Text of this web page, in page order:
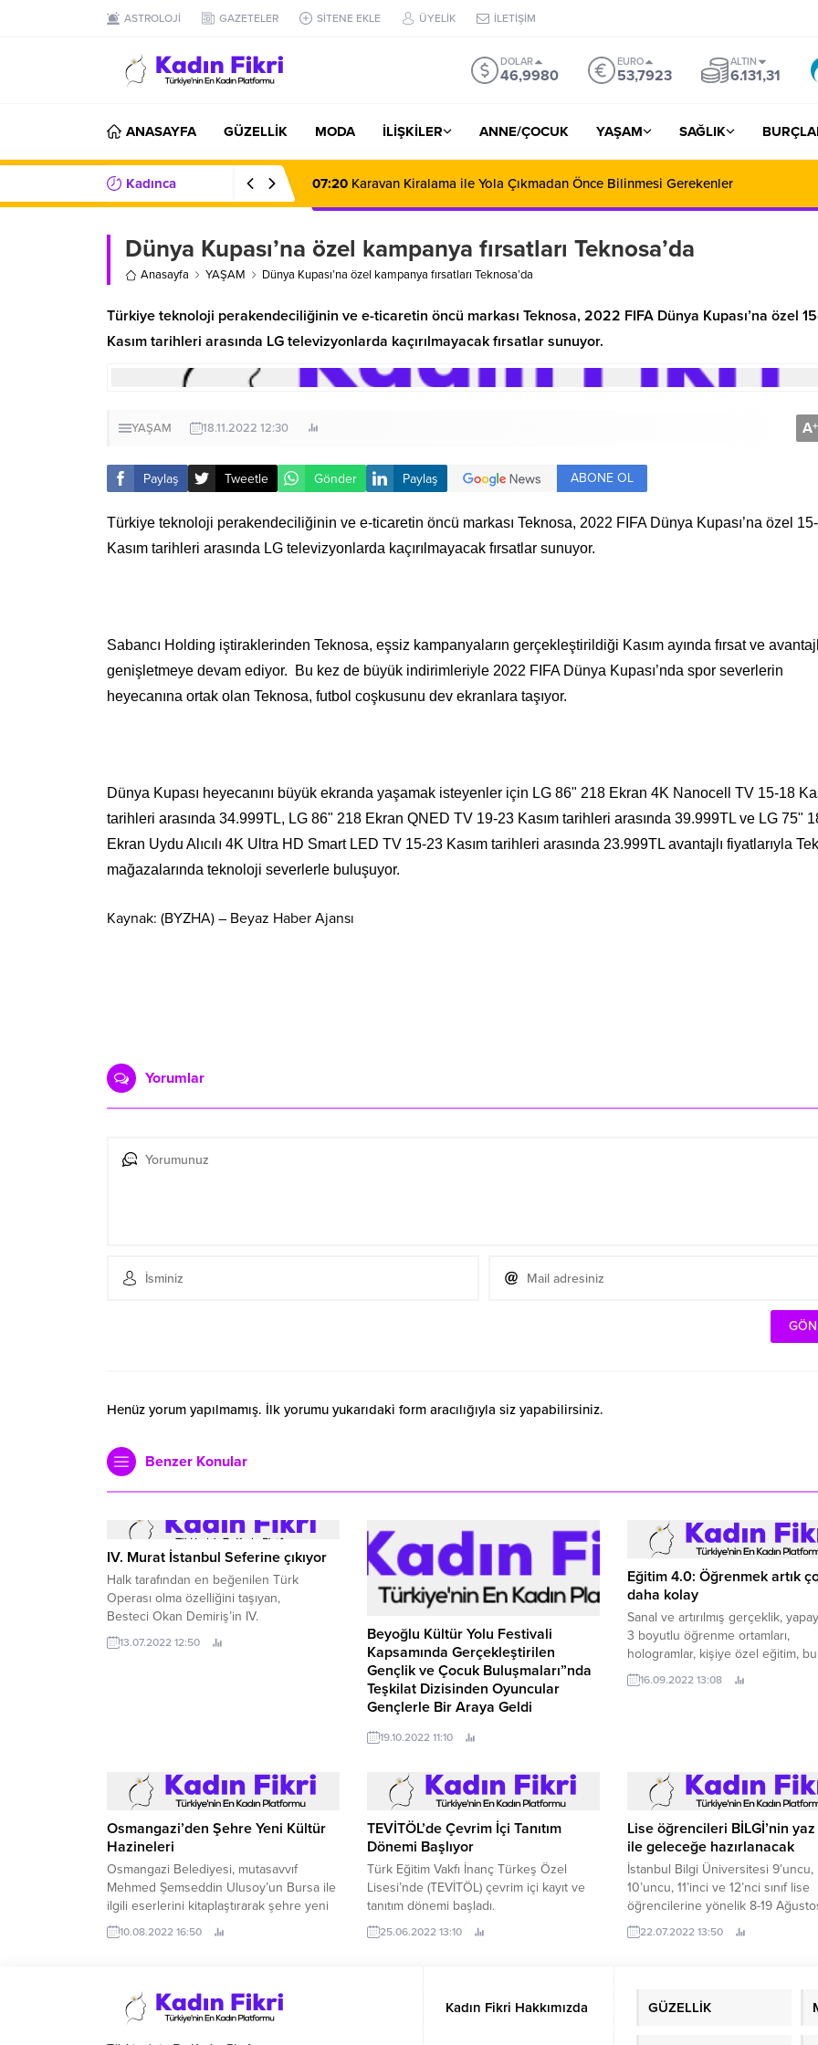
ASTROLOJİ GAZETELER SİTENE EKLE ÜYELİK İLETİŞİM
DOLAR
46,9980
EURO
53,7923
ALTIN
6.131,31
ANASAYFA GÜZELLİK MODA İLİŞKİLER ANNE/ÇOCUK YAŞAM SAĞLIK
Kadınca 07:20 Karavan Kiralama ile Yola Çıkmadan Önce Bilinmesi Gerekenler
Dünya Kupası’na özel kampanya fırsatları Teknosa’da
Anasayfa YAŞAM Dünya Kupası’na özel kampanya fırsatları Teknosa’da
Türkiye teknoloji perakendeciliğinin ve e-ticaretin öncü markası Teknosa, 2022 FIFA Dünya Kupası’na özel
Kasım tarihleri arasında LG televizyonlarda kaçırılmayacak fırsatlar sunuyor.
YAŞAM 18.11.2022 12:30 A+
Paylaş Tweetle Gönder Paylaş ABONE OL
Türkiye teknoloji perakendeciliğinin ve e-ticaretin öncü markası Teknosa, 2022 FIFA Dünya Kupası’na özel
Kasım tarihleri arasında LG televizyonlarda kaçırılmayacak fırsatlar sunuyor.
Sabancı Holding iştiraklerinden Teknosa, eşsiz kampanyaların gerçekleştirildiği Kasım ayında fırsat ve
genişletmeye devam ediyor. Bu kez de büyük indirimleriyle 2022 FIFA Dünya Kupası’nda spor severlerin
heyecanına ortak olan Teknosa, futbol coşkusunu dev ekranlara taşıyor.
Dünya Kupası heyecanını büyük ekranda yaşamak isteyenler için LG 86" 218 Ekran 4K Nanocell TV 15-18
tarihleri arasında 34.999TL, LG 86" 218 Ekran QNED TV 19-23 Kasım tarihleri arasında 39.999TL ve LG 75"
Ekran Uydu Alıcılı 4K Ultra HD Smart LED TV 15-23 Kasım tarihleri arasında 23.999TL avantajlı fiyatlarıyla
mağazalarında teknoloji severlerle buluşuyor.
Kaynak: (BYZHA) – Beyaz Haber Ajansı
Yorumlar
Henüz yorum yapılmamış. İlk yorumu yukarıdaki form aracılığıyla siz yapabilirsiniz.
Benzer Konular
IV. Murat İstanbul Seferine çıkıyor
Halk tarafından en beğenilen Türk
Operası olma özelliğini taşıyan,
Besteci Okan Demiriş’in IV.
13.07.2022 12:50
Beyoğlu Kültür Yolu Festivali
Kapsamında Gerçekleştirilen
Gençlik ve Çocuk Buluşmaları”nda
Teşkilat Dizisinden Oyuncular
Gençlerle Bir Araya Geldi
T. 19.10.2022 11:10
Eğitim 4.0: Öğrenmek artık
daha kolay
Sanal ve artırılmış gerçeklik,
3 boyutlu öğrenme ortamları,
hologramlar, kişiye özel eğitim,
bilişim.
16.09.2022 13:08
Osmangazi’den Şehre Yeni Kültür
Hazineleri
Osmangazi Belediyesi, mutasavvıf
Mehmed Şemseddin Ulusoy’un Bursa ile
ilgili eserlerini kitaplaştırarak şehre yeni
kültür hazineleri kazandırdı.
10.08.2022 16:50
TEVİTÖL’de Çevrim İçi Tanıtım
Dönemi Başlıyor
Türk Eğitim Vakfı İnanç Türkeş Özel
Lisesi’nde (TEVİTÖL) çevrim içi kayıt ve
tanıtım dönemi başladı.
25.06.2022 13:10
Lise öğrencileri BİLGİ’nin
ile geleceğe hazırlanacak
İstanbul Bilgi Üniversitesi 9’uncu,
10’uncu, 11’inci ve 12’nci sınıf lise
öğrencilerine yönelik 8-19
tarihlerinde santralistanbul
“BİLGİ Lise Yaz Okulu” düzenliyor.
22.07.2022 13:50
Kadın Fikri Hakkımızda GÜZELLİK